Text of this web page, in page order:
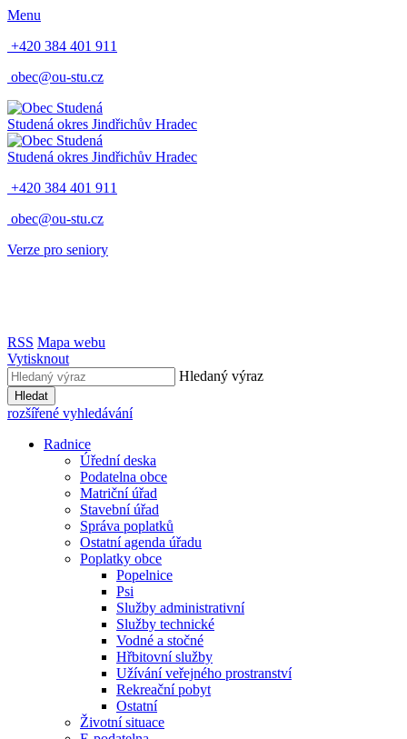
Menu
+420 384 401 911
obec@ou-stu.cz
Studená okres Jindřichův Hradec
Studená okres Jindřichův Hradec
+420 384 401 911
obec@ou-stu.cz
Verze pro seniory
RSS Mapa webu
Vytisknout
Hledaný výraz
Hledat
rozšířené vyhledávání
Radnice
Úřední deska
Podatelna obce
Matriční úřad
Stavební úřad
Správa poplatků
Ostatní agenda úřadu
Poplatky obce
Popelnice
Psi
Služby administrativní
Služby technické
Vodné a stočné
Hřbitovní služby
Užívání veřejného prostranství
Rekreační pobyt
Ostatní
Životní situace